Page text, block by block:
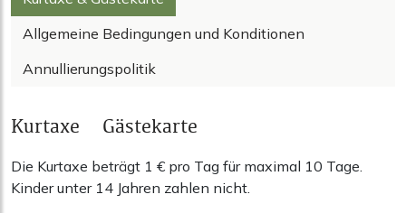
Allgemeine Bedingungen und Konditionen
Annullierungspolitik
Kurtaxe & Gästekarte
Die Kurtaxe beträgt 1 € pro Tag für maximal 10 Tage.
Kinder unter 14 Jahren zahlen nicht.